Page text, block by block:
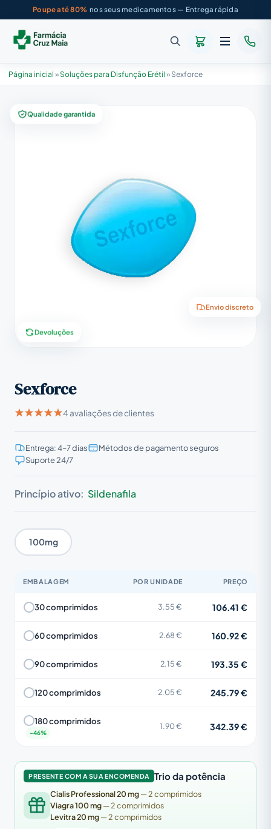
Poupe até 80% nos seus medicamentos — Entrega rápida
Página inicial »Soluções para Disfunção Erétil » Sexforce
Qualidade garantida
Envio discreto
Devoluções
Sexforce
4 avaliações de clientes
Entrega: 4–7 dias
Métodos de pagamento seguros
Suporte 24/7
Princípio ativo: Sildenafila
100mg
EMBALAGEM POR UNIDADE PREÇO
30 comprimidos 3.55 € 106.41 €
60 comprimidos 2.68 € 160.92 €
90 comprimidos 2.15 € 193.35 €
120 comprimidos 2.05 € 245.79 €
180 comprimidos
1.90 € 342.39 €
PRESENTE COM A SUA ENCOMENDA Trio da potência
Cialis Professional 20 mg— 2 comprimidos
Viagra 100 mg— 2 comprimidos
Levitra 20 mg— 2 comprimidos